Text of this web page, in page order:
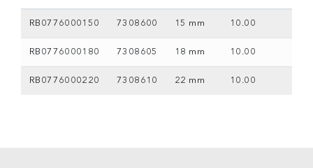
RB0776000150 7308600 15 mm 10.00
RB0776000180 7308605 18 mm 10.00
RB0776000220 7308610 22 mm 10.00